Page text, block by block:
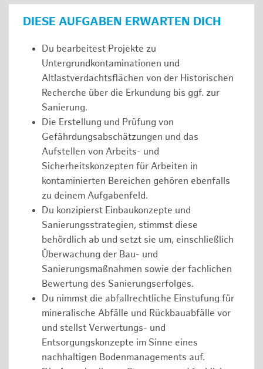
DIESE AUFGABEN ERWARTEN DICH
Du bearbeitest Projekte zu
Untergrundkontaminationen und
Altlastverdachtsflächen von der Historischen
Recherche über die Erkundung bis ggf. zur
Sanierung.
Die Erstellung und Prüfung von
Gefährdungsabschätzungen und das
Aufstellen von Arbeits- und
Sicherheitskonzepten für Arbeiten in
kontaminierten Bereichen gehören ebenfalls
zu deinem Aufgabenfeld.
Du konzipierst Einbaukonzepte und
Sanierungsstrategien, stimmst diese
behördlich ab und setzt sie um, einschließlich
Überwachung der Bau- und
Sanierungsmaßnahmen sowie der fachlichen
Bewertung des Sanierungserfolges.
Du nimmst die abfallrechtliche Einstufung für
mineralische Abfälle und Rückbauabfälle vor
und stellst Verwertungs- und
Entsorgungskonzepte im Sinne eines
nachhaltigen Bodenmanagements auf.